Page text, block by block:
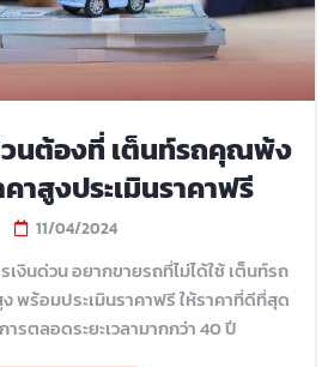
นต้องที่ เต็นท์รถคุณพ้ง
าสูงประเมินราคาฟรี
11/04/2024
งินด่วน อยากขายรถที่ไม่ได้ใช้ เต็นท์รถ
พร้อมประเมินราคาฟรี ให้ราคาที่ดีที่สุด
รตลอดระยะเวลามากกว่า 40 ปี